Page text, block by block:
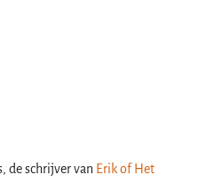
de schrijver van Erik of Het